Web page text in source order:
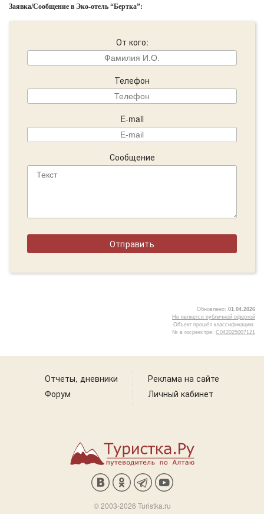
Заявка/Сообщение в Эко-отель “Бертка”:
От кого:
Телефон
E-mail
Сообщение
Обновлено: 01.04.2026
Не является публичной офертой
Объект прошёл классификацию.
№ в госреестре: С042025007121
Отчеты, дневники
Форум
Реклама на сайте
Личный кабинет
© 2003-2026 Turistka.ru